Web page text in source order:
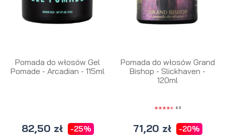
Pomada do włosów Gel
Pomade - Arcadian - 115ml
82,50 zł -25%
Pomada do włosów Grand
Bishop - Slickhaven -
120ml
4.5
71,20 zł -20%